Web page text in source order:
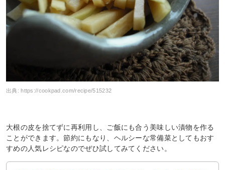
出典: https://cookpad.com/recipe/515232
大根の皮を捨てずに再利用し、ご飯にも合う美味しい漬物を作る
ことができます。節約にもなり、ヘルシーな常備菜としてもおす
すめの人気レシピなのでぜひ試してみてください。